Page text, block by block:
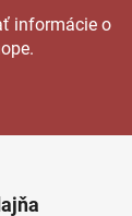
informácie o